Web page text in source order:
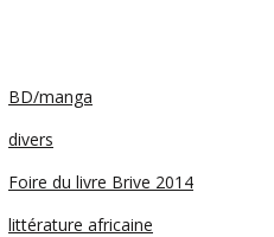
BD/manga
divers
Foire du livre Brive 2014
littérature africaine